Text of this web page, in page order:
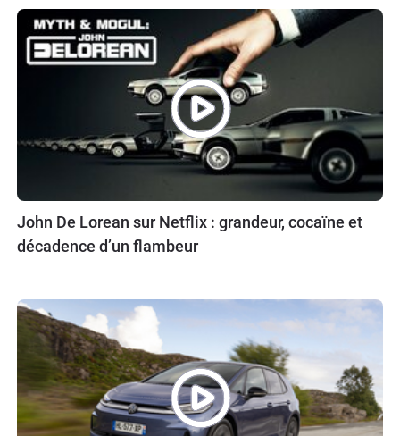
John De Lorean sur Netflix : grandeur, cocaïne et
décadence d’un flambeur